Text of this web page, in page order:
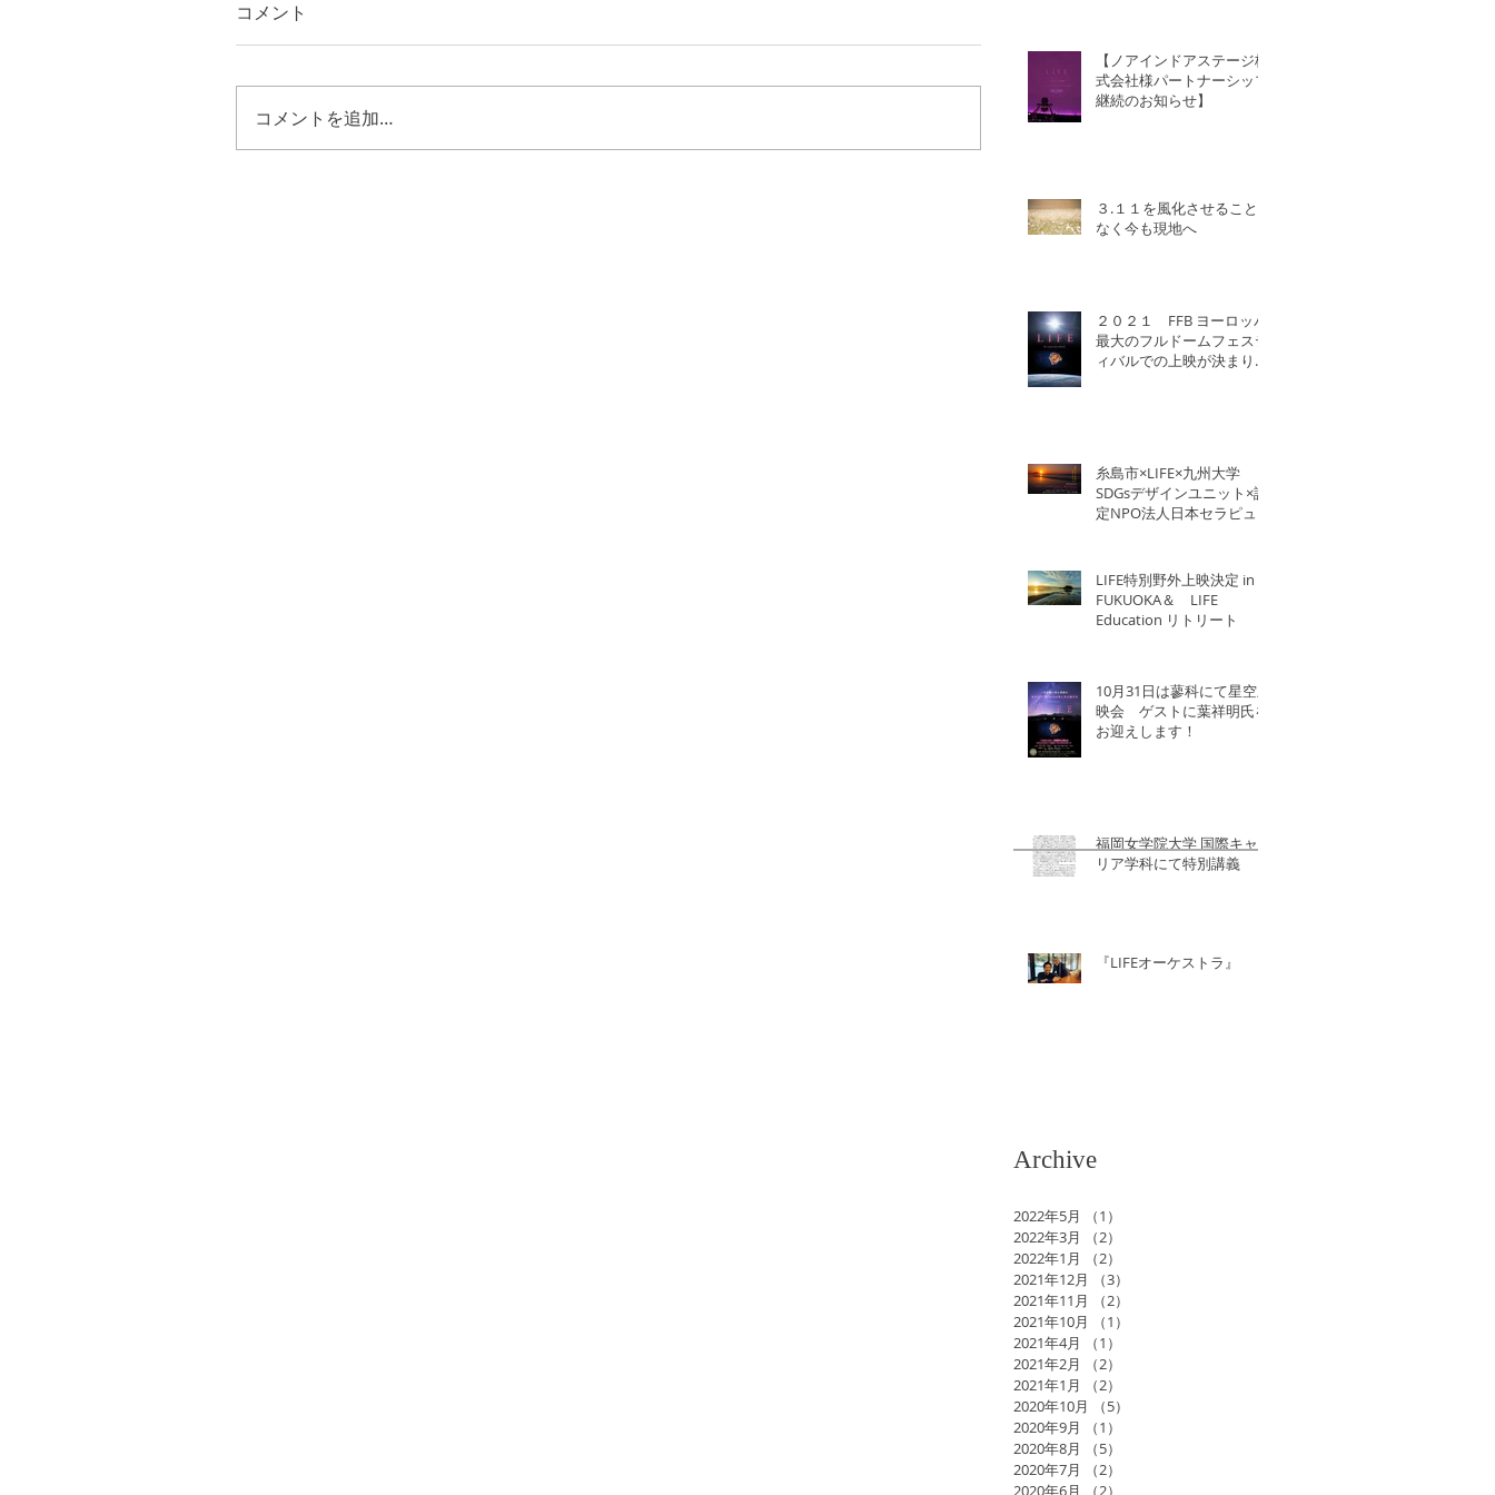
コメント
コメントを追加…
【ノアインドアステージ株
式会社様パートナーシップ
継続のお知らせ】
３.１１を風化させること
なく今も現地へ
２０２１ FFB ヨーロッパ
最大のフルドームフェステ
ィバルでの上映が決まりま
糸島市×LIFE×九州大学
SDGsデザインユニット×認
定NPO法人日本セラピュー
LIFE特別野外上映決定 in
FUKUOKA＆ LIFE
Education リトリート
10月31日は蓼科にて星空上
映会 ゲストに葉祥明氏を
お迎えします！
福岡女学院大学 国際キャ
リア学科にて特別講義
『LIFEオーケストラ』
Archive
2022年5月 （1）
2022年3月
（2）
2022年1月
（2）
2021年12月
（3）
2021年11月
（2）
2021年10月
（1）
2021年4月
（1）
2021年2月
（2）
2021年1月
（2）
2020年10月
（5）
2020年9月
（1）
2020年8月
（5）
2020年7月
（2）
2020年6月
（2）